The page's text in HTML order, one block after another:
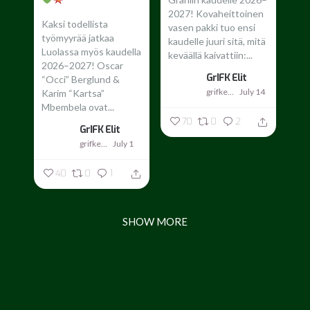
2027! Kovaheittoinen
vasen pakki tuo ensi
kaudelle juuri sitä, mitä
keväällä kaivattiin:...
GrIFK Elit
grifkelit July 14
70 0 2
Kaksi todellista
työmyyrää jatkaa
Luolassa myös kaudella
2026–2027! Oscar
“Occi” Berglund &
Karim “Kartsa”
Mbembela ovat...
GrIFK Elit
grifkelit July 1
40 0 1
SHOW MORE